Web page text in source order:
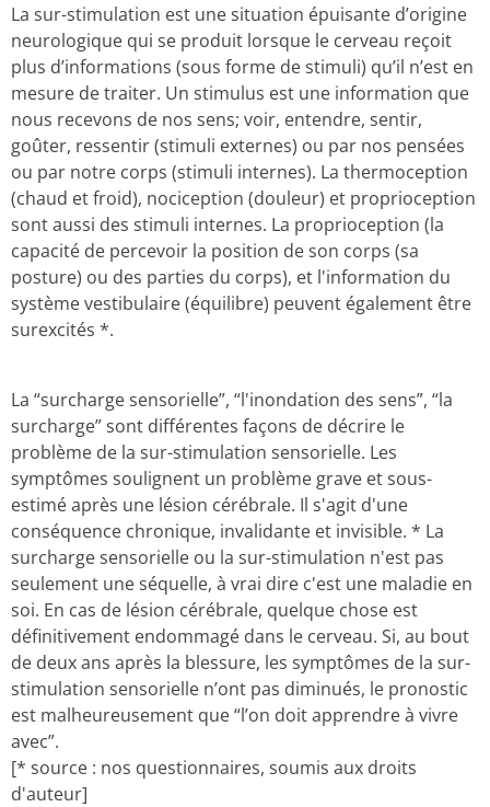
La sur-stimulation est une situation épuisante d’origine
neurologique qui se produit lorsque le cerveau reçoit
plus d’informations (sous forme de stimuli) qu’il n’est en
mesure de traiter. Un stimulus est une information que
nous recevons de nos sens; voir, entendre, sentir,
goûter, ressentir (stimuli externes) ou par nos pensées
ou par notre corps (stimuli internes). La thermoception
(chaud et froid), nociception (douleur) et proprioception
sont aussi des stimuli internes. La proprioception (la
capacité de percevoir la position de son corps (sa
posture) ou des parties du corps), et l'information du
système vestibulaire (équilibre) peuvent également être
surexcités *.
La “surcharge sensorielle”, “l'inondation des sens”, “la
surcharge” sont différentes façons de décrire le
problème de la sur-stimulation sensorielle. Les
symptômes soulignent un problème grave et sous-
estimé après une lésion cérébrale. Il s'agit d'une
conséquence chronique, invalidante et invisible. * La
surcharge sensorielle ou la sur-stimulation n'est pas
seulement une séquelle, à vrai dire c'est une maladie en
soi. En cas de lésion cérébrale, quelque chose est
définitivement endommagé dans le cerveau. Si, au bout
de deux ans après la blessure, les symptômes de la sur-
stimulation sensorielle n’ont pas diminués, le pronostic
est malheureusement que “l’on doit apprendre à vivre
avec”.
[* source : nos questionnaires, soumis aux droits
d'auteur]